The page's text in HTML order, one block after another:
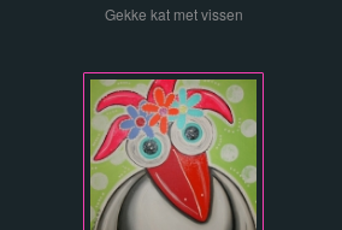
Gekke kat met vissen